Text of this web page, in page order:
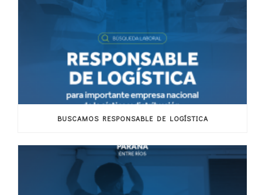
BUSCAMOS RESPONSABLE DE LOGÍSTICA